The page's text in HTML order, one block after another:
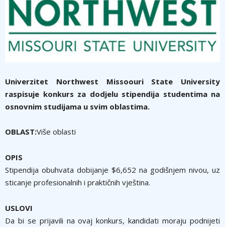
Univerzitet Northwest Missoouri State University
raspisuje konkurs za dodjelu stipendija studentima na
osnovnim studijama u svim oblastima.
OBLAST:Više oblasti
OPIS
Stipendija obuhvata dobijanje $6,652 na godišnjem nivou, uz
sticanje profesionalnih i praktičnih vještina.
USLOVI
Da bi se prijavili na ovaj konkurs, kandidati moraju podnijeti